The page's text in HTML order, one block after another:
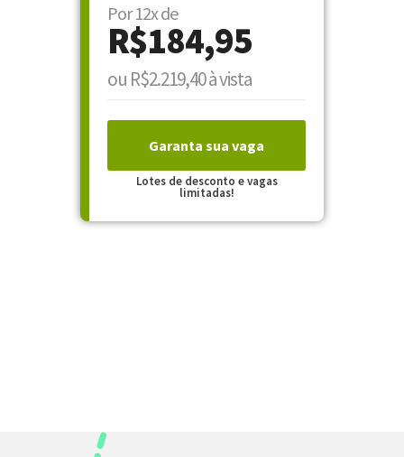
Por 12x de
R$184,95
ou R$2.219,40 à vista
Garanta sua vaga
Lotes de desconto e vagas
limitadas!